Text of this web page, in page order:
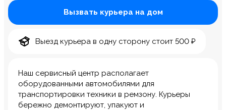
Наш сервисный центр располагает
оборудованными автомобилями для
транспортировки техники в ремзону. Курьеры
бережно демонтируют, упакуют и
Вызвать курьера на дом
Выезд курьера в одну сторону стоит 500 ₽